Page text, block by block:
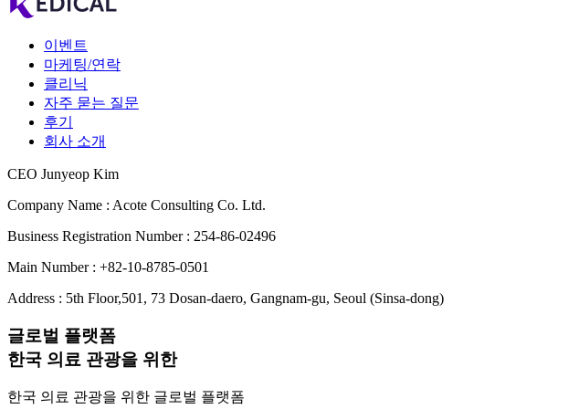
이벤트
마케팅/연락
클리닉
자주 묻는 질문
후기
회사 소개
CEO Junyeop Kim
Company Name : Acote Consulting Co. Ltd.
Business Registration Number : 254-86-02496
Main Number : +82-10-8785-0501
Address : 5th Floor,501, 73 Dosan-daero, Gangnam-gu, Seoul (Sinsa-dong)
글로벌 플랫폼
한국 의료 관광을 위한
한국 의료 관광을 위한 글로벌 플랫폼